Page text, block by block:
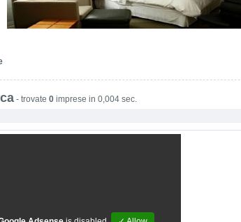
- trovate 0 imprese in 0,004 sec.